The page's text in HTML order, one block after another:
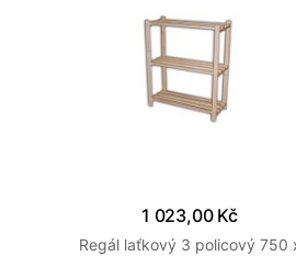
1 023,00 Kč
Regál laťkový 3 policový 750